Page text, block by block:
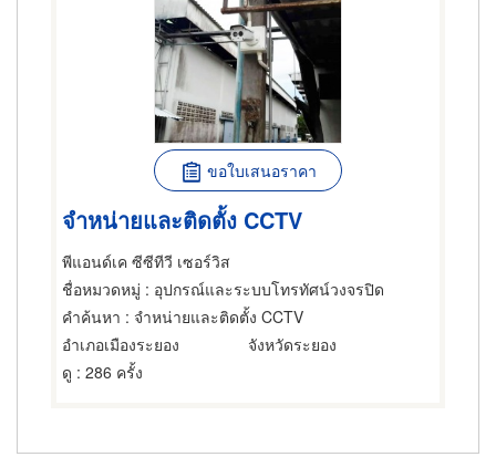
ขอใบเสนอราคา
จำหน่ายและติดตั้ง CCTV
พีแอนด์เค ซีซีทีวี เซอร์วิส
ชื่อหมวดหมู่ : อุปกรณ์และระบบโทรทัศน์วงจรปิด
คำค้นหา : จำหน่ายและติดตั้ง CCTV
อำเภอเมืองระยอง
จังหวัดระยอง
ดู : 286 ครั้ง